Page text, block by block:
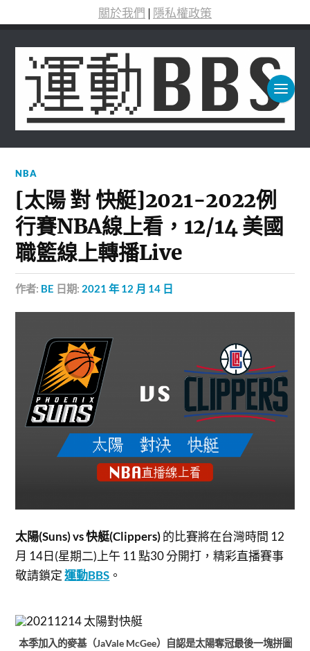
關於我們 | 隱私權政策
NBA
[太陽 對 快艇]2021-2022例
行賽NBA線上看，12/14 美國
職籃線上轉播Live
作者: BE 日期: 2021 年 12 月 14 日
太陽(Suns) vs 快艇(Clippers)的比賽將在台灣時間 12
月 14日(星期二)上午 11 點30 分開打，精彩直播賽事
敬請鎖定運動BBS 。
本季加入的麥基（JaVale McGee）自認是太陽奪冠最後一塊拼圖